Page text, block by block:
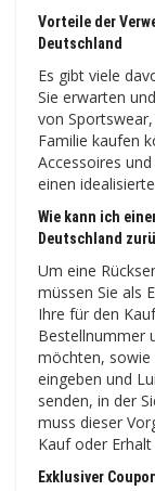
Vorteile der
Deutschland
Es gibt viele
Sie erwarten
von
Familie kaufen
Accessoires
einen
Wie kann ich
Deutschland
Um eine
müssen Sie als
Ihre für den
Bestellnummer
möchten, sowie
eingeben und
senden, in der
muss dieser
Kauf oder
Exklusiver